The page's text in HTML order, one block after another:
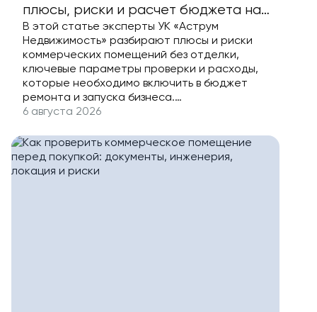
плюсы, риски и расчет бюджета на
запуск
В этой статье эксперты УК «Аструм
Недвижимость» разбирают плюсы и риски
коммерческих помещений без отделки,
ключевые параметры проверки и расходы,
которые необходимо включить в бюджет
ремонта и запуска бизнеса.
6 августа 2026